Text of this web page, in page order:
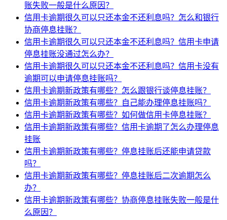
账失败一般是什么原因？
信用卡逾期很久可以只还本金不还利息吗？怎么和银行
协商停息挂账？
信用卡逾期很久可以只还本金不还利息吗？信用卡申请
停息挂账没通过怎么办？
信用卡逾期很久可以只还本金不还利息吗？信用卡没有
逾期可以申请停息挂账吗？
信用卡逾期新政策有哪些？怎么跟银行谈停息挂账？
信用卡逾期新政策有哪些？自己能办理停息挂账吗？
信用卡逾期新政策有哪些？如何做信用卡停息挂账？
信用卡逾期新政策有哪些？信用卡逾期了怎么办理停息
挂账
信用卡逾期新政策有哪些？停息挂账后还能申请贷款
吗？
信用卡逾期新政策有哪些？停息挂账后二次逾期怎么
办？
信用卡逾期新政策有哪些？协商停息挂账失败一般是什
么原因？